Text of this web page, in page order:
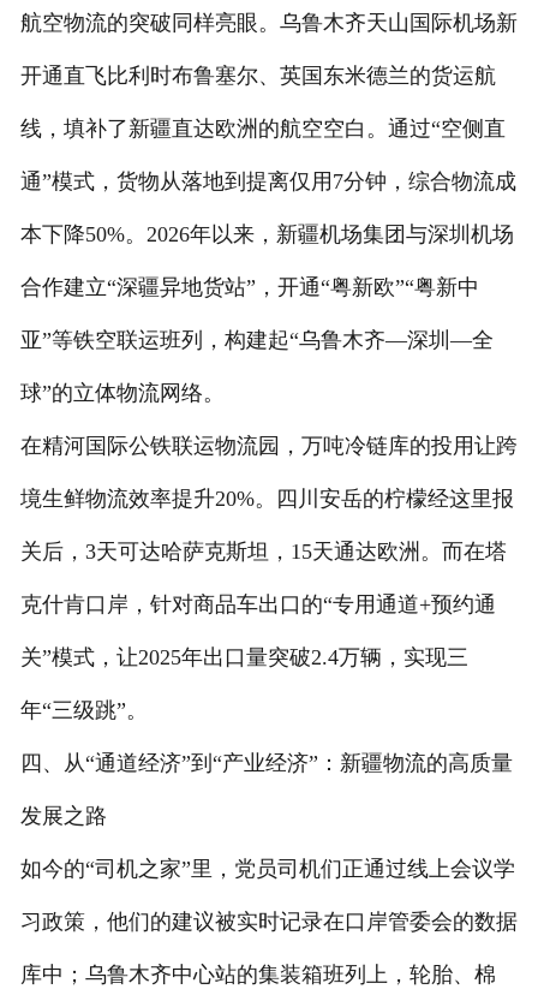
航空物流的突破同样亮眼。乌鲁木齐天山国际机场新
开通直飞比利时布鲁塞尔、英国东米德兰的货运航
线，填补了新疆直达欧洲的航空空白。通过“空侧直
通”模式，货物从落地到提离仅用7分钟，综合物流成
本下降50%。2026年以来，新疆机场集团与深圳机场
合作建立“深疆异地货站”，开通“粤新欧”“粤新中
亚”等铁空联运班列，构建起“乌鲁木齐—深圳—全
球”的立体物流网络。
在精河国际公铁联运物流园，万吨冷链库的投用让跨
境生鲜物流效率提升20%。四川安岳的柠檬经这里报
关后，3天可达哈萨克斯坦，15天通达欧洲。而在塔
克什肯口岸，针对商品车出口的“专用通道+预约通
关”模式，让2025年出口量突破2.4万辆，实现三
年“三级跳”。
四、从“通道经济”到“产业经济”：新疆物流的高质量
发展之路
如今的“司机之家”里，党员司机们正通过线上会议学
习政策，他们的建议被实时记录在口岸管委会的数据
库中；乌鲁木齐中心站的集装箱班列上，轮胎、棉